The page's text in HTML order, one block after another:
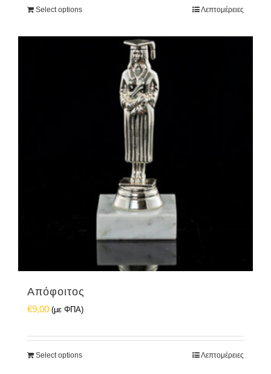
Select options Λεπτομέρειες
Απόφοιτος
€9,00 (με ΦΠΑ)
Select options Λεπτομέρειες